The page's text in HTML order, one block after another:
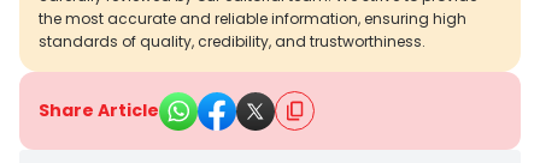
the most accurate and reliable information, ensuring high
standards of quality, credibility, and trustworthiness.
Share Article